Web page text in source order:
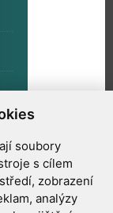
soubory
s cílem
zobrazení
analýzy